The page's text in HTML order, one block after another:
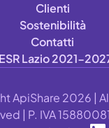
Clienti
Sostenibilità
Contatti
Lazio 2021-
ApiShare 2026 |
| P. IVA